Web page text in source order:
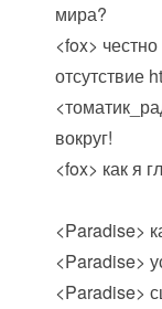
мира?
<fox>
отсутствие
вокруг!
<fox> как я
<Paradise>
<Paradise>
<Paradise>